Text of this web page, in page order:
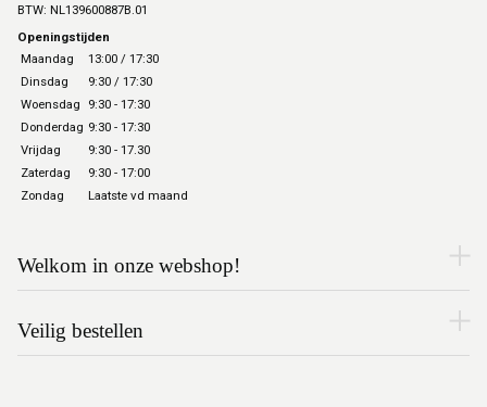
BTW: NL139600887B.01
Openingstijden
Maandag
13:00 / 17:30
Dinsdag
9:30 / 17:30
Woensdag
9:30 - 17:30
Donderdag 9:30 - 17:30
Vrijdag
9:30 - 17.30
Zaterdag
9:30 - 17:00
Zondag
Laatste vd maand
Welkom in onze webshop!
Veilig bestellen